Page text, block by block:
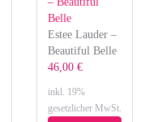
Estee Lauder –
Beautiful Belle
46,00 €
inkl. 19%
gesetzlicher MwSt.